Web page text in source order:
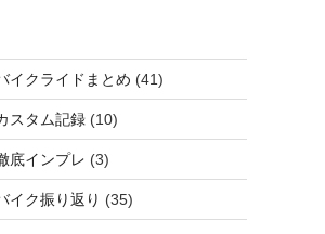
イクライドまとめ (41)
スタム記録(10)
底インプレ (3)
イク振り返り (35)